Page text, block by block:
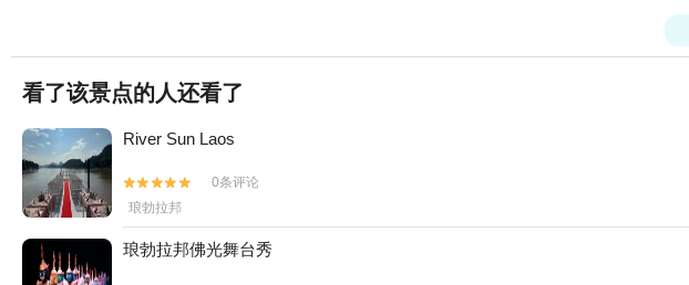
看了该景点的人还看了
River Sun Laos


0条评论
琅勃拉邦
琅勃拉邦佛光舞台秀